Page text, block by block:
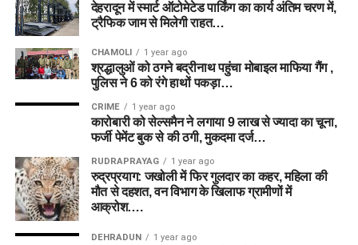
देहरादून में स्मार्ट ऑटोमेटेड पार्किंग का कार्य अंतिम चरण में,
ट्रैफिक जाम से मिलेगी राहत…
CHAMOLI 1 year ago
श्रद्धालुओं को ठगने बद्रीनाथ पहुंचा मोबाइल माफिया गैंग ,
पुलिस ने 6 को रंगे हाथों पकड़ा…
CRIME 1 year ago
कारोबारी को सेल्समैन ने लगाया 9 लाख से ज्यादा का चूना,
फर्जी पेमेंट बुक से की ठगी, मुकदमा दर्ज…
RUDRAPRAYAG 1 year ago
रुद्रप्रयाग: जखोली में फिर गुलदार का कहर, महिला की
मौत से दहशत, वन विभाग के खिलाफ ग्रामीणों में
आक्रोश….
DEHRADUN 1 year ago